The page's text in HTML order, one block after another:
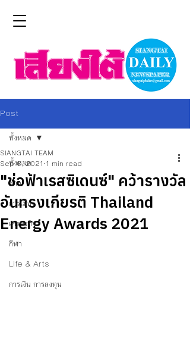
Post
ทั้งหมด
ข่าว
การเมือง
เศรษฐกิจ
กีฬา
Life & Arts
การเงิน การลงทุน
ทั้งหมด
"ช่อฟ้าเรสซิเดนซ์" คว้ารางวัล
อันทรงเกียรติ Thailand
Energy Awards 2021
SIANGTAI TEAM
Sep 6, 2021 1 min read